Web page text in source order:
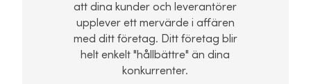
att dina kunder och leverantörer
upplever ett mervärde i affären
med ditt företag. Ditt företag blir
helt enkelt "hållbättre" än dina
konkurrenter.